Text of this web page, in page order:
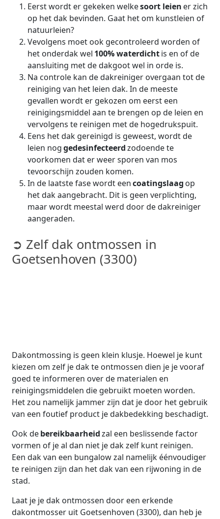
Eerst wordt er gekeken welkesoort leien er zich
op het dak bevinden. Gaat het om kunstleien of
natuurleien?
Vevolgens moet ook gecontroleerd worden of
het onderdak wel 100% waterdichtis en of de
aansluiting met de dakgoot wel in orde is.
Na controle kan de dakreiniger overgaan tot de
reiniging van het leien dak. In de meeste
gevallen wordt er gekozen om eerst een
reinigingsmiddel aan te brengen op de leien en
vervolgens te reinigen met de hogedrukspuit.
Eens het dak gereinigd is geweest, wordt de
leien noggedesinfecteerdzodoende te
voorkomen dat er weer sporen van mos
tevoorschijn zouden komen.
In de laatste fase wordt eencoatingslaag op
het dak aangebracht. Dit is geen verplichting,
maar wordt meestal werd door de dakreiniger
aangeraden.
➲ Zelf dak ontmossen in
Goetsenhoven (3300)
materialen en
reinigingsmiddelen die
gebruikt moeten
worden. Het zou
namelijk jammer zijn
dat je door het gebruik
je dakbedekking
beschadigt.
Ook debereikbaarheidzal een beslissende factor
vormen of je al dan niet je dak zelf kunt reinigen.
te reinigen zijn dan het dak van een rijwoning in de